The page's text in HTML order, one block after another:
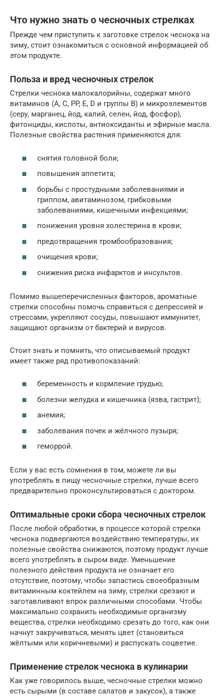
Что нужно знать о чесночных стрелках
Прежде чем приступить к заготовке стрелок чеснока на
зиму, стоит ознакомиться с основной информацией об
этом продукте.
Польза и вред чесночных стрелок
Стрелки чеснока малокалорийны, содержат много
витаминов (A, C, PP, E, D и группы B) и микроэлементов
(серу, марганец, йод, калий, селен, йод, фосфор),
фитонциды, кислоты, антиоксиданты и эфирные масла.
Полезные свойства растения применяются для:
снятия головной боли;
повышения аппетита;
борьбы с простудными заболеваниями и
гриппом, авитаминозом, грибковыми
заболеваниями, кишечными инфекциями;
понижения уровня холестерина в крови;
предотвращения тромбообразования;
очищения крови;
снижения риска инфарктов и инсультов.
Помимо вышеперечисленных факторов, ароматные
стрелки способны помочь справиться с депрессией и
стрессами, укрепляют сосуды, повышают иммунитет,
защищают организм от бактерий и вирусов.
Стоит знать и помнить, что описываемый продукт
имеет также ряд противопоказаний:
беременность и кормление грудью;
болезни желудка и кишечника (язва, гастрит);
анемия;
заболевания почек и жёлчного пузыря;
геморрой.
Если у вас есть сомнения в том, можете ли вы
употреблять в пищу чесночные стрелки, лучше всего
предварительно проконсультироваться с доктором.
Оптимальные сроки сбора чесночных стрелок
После любой обработки, в процессе которой стрелки
чеснока подвергаются воздействию температуры, их
полезные свойства снижаются, поэтому продукт лучше
всего употреблять в сыром виде. Уменьшение
полезного действия продукта не означает его
отсутствие, поэтому, чтобы запастись своеобразным
витаминным коктейлем на зиму, стрелки срезают и
заготавливают впрок различными способами. Чтобы
максимально сохранить необходимые организму
вещества, стрелки необходимо срезать до того, как они
начнут закручиваться, менять цвет (становиться
жёлтыми или коричневыми) и распускать соцветие.
Применение стрелок чеснока в кулинарии
Как уже говорилось выше, чесночные стрелки можно
есть сырыми (в составе салатов и закусок), а также